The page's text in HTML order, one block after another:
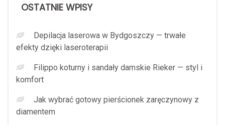
OSTATNIE WPISY
Depilacja laserowa w Bydgoszczy — trwałe
efekty dzięki laseroterapii
Filippo koturny i sandały damskie Rieker — styl i
komfort
Jak wybrać gotowy pierścionek zaręczynowy z
diamentem